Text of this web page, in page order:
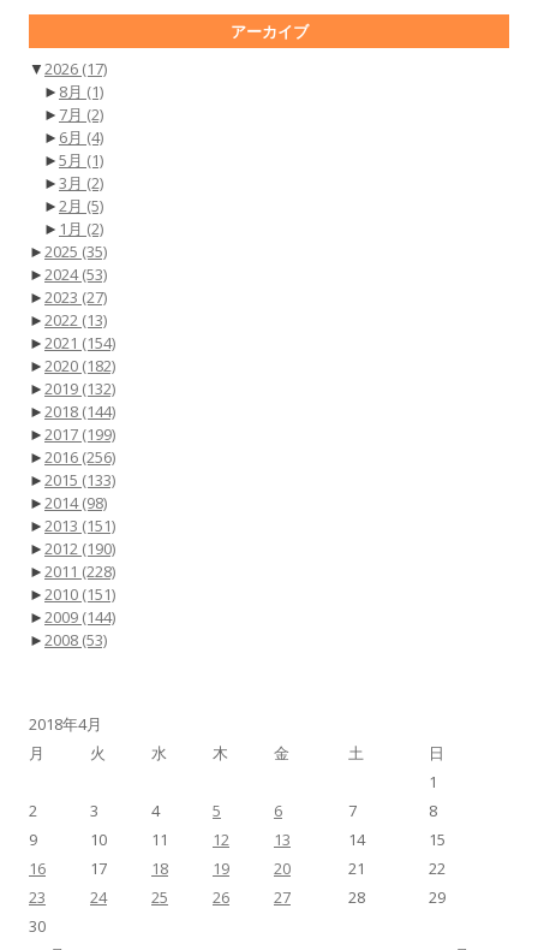
アーカイブ
▼2026 (17)
► 8月 (1)
► 7月 (2)
► 6月 (4)
►5月 (1)
►3月 (2)
►2月 (5)
► 1月 (2)
►2025 (35)
►2024(53)
►2023 (27)
►2022 (13)
►2021 (154)
►2020 (182)
►2019 (132)
►2018 (144)
►2017 (199)
►2016 (256)
►2015 (133)
►2014(98)
►2013 (151)
►2012 (190)
►2011 (228)
►2010 (151)
►2009 (144)
►2008 (53)
2018年4月
月
火 水 木 金 土 日
1
2
3 4 5 6 7
8
9
10 11 12 13 14
15
16
17 18 19 20 21
22
23
24 25 26 27 28
29
30